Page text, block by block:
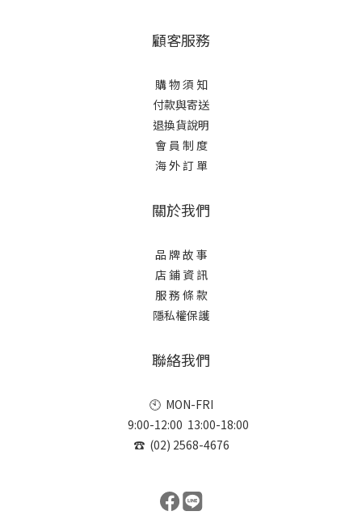
顧客服務
購 物 須 知
付款與寄送
退換貨說明
會 員 制 度
海 外 訂 單
關於我們
品 牌 故 事
店 鋪 資 訊
服 務 條 款
隱私權保護
聯絡我們
🕙 MON-FRI
9:00-12:00 13:00-18:00
☎ (02) 2568-4676